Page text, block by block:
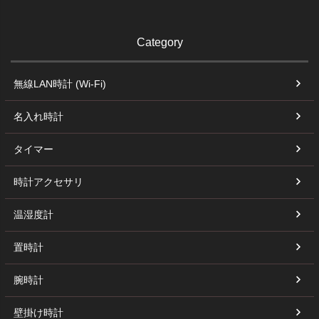
Category
無線LAN時計 (Wi-Fi)
名入れ時計
タイマー
時計アクセサリ
温湿度計
置時計
腕時計
壁掛け時計